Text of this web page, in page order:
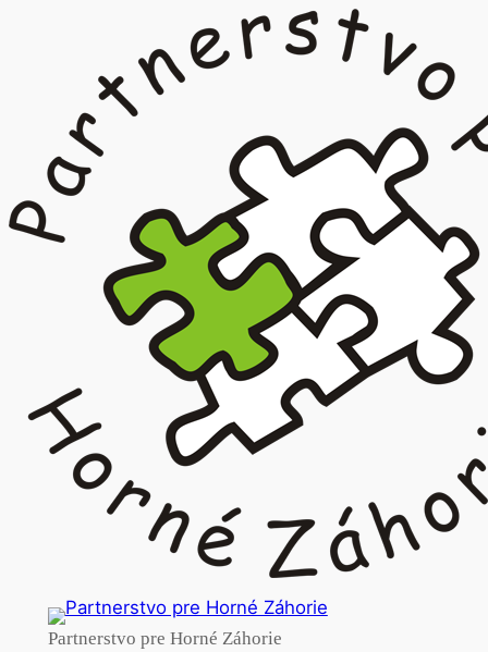
Partnerstvo pre Horné Záhorie